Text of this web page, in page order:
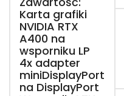
Karta grafiki
NVIDIA RTX
A400 na
wsporniku LP
4x adapter
miniDisplayPort
na DisplayPort